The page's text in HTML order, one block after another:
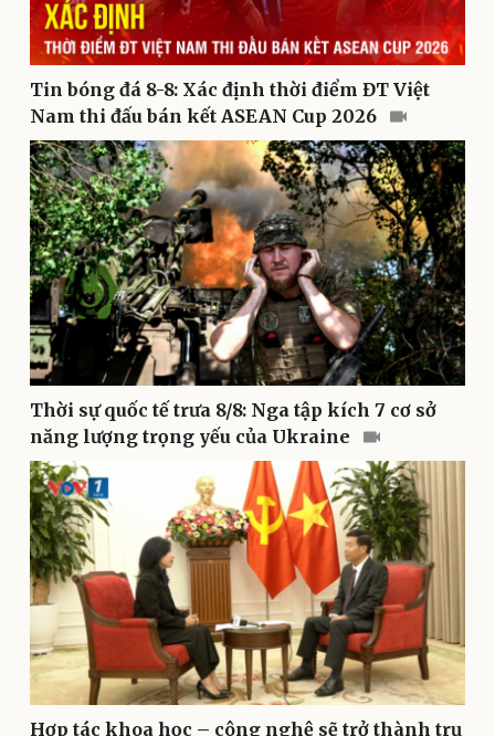
Sức khỏe
Dinh dưỡng - món ngon
Cây thuốc
Sản phụ khoa
Nhi khoa
Nam khoa
Làm đẹp - giảm cân
Phòng mạch online
Ăn sạch sống khỏe
Đời sống
Nhà đẹp
Blog
Tình yêu - Gia đình
Văn hóa
Giải trí
Tin bóng đá 8-8: Xác định thời điểm ĐT Việt
Nam thi đấu bán kết ASEAN Cup 2026
Thời sự quốc tế trưa 8/8: Nga tập kích 7 cơ sở
năng lượng trọng yếu của Ukraine
Hợp tác khoa học – công nghệ sẽ trở thành trụ